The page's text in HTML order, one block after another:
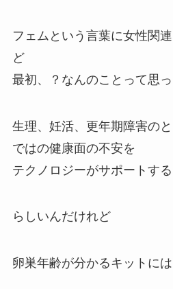
フェムという言葉に女性関
ど
最初、？なんのことって思っ
生理、妊活、更年期障害の
ではの健康面の不安を
テクノロジーがサポートす
らしいんだけれど
卵巣年齢が分かるキットには